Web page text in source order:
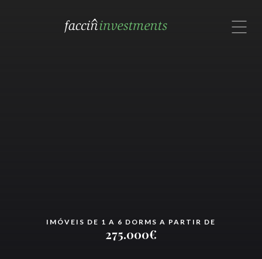
com um especialista no Brasil.
IMÓVEIS DE 1 A 6 DORMS A PARTIR DE
275.000€